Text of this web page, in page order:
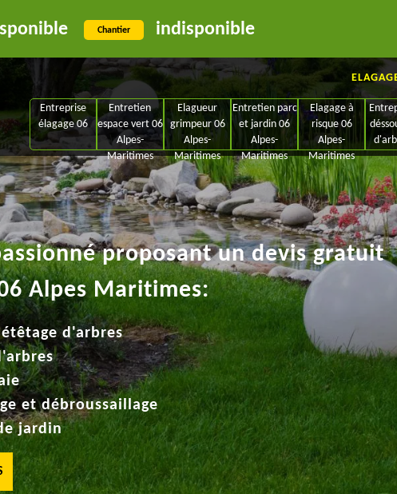
Chantier indisponible
Entreprise
élagage 06
Entretien
espace vert 06
Alpes-
Maritimes
Elagueur
grimpeur 06
Alpes-
Maritimes
Entretien parc
et jardin 06
Alpes-
Maritimes
Elagage à
risque 06
Alpes-
Maritimes
proposant un devis gratuit
Alpes Maritimes:
d'arbres
et débroussaillage
jardin